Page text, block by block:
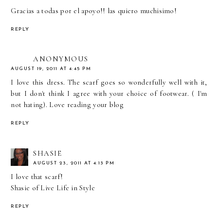
Gracias a todas por el apoyo!! las quiero muchisimo!
REPLY
ANONYMOUS
AUGUST 19, 2011 AT 4:45 PM
I love this dress. The scarf goes so wonderfully well with it,
but I don't think I agree with your choice of footwear. ( I'm
not hating). Love reading your blog
REPLY
SHASIE
AUGUST 23, 2011 AT 4:13 PM
I love that scarf!
Shasie ofLive Life in Style
REPLY